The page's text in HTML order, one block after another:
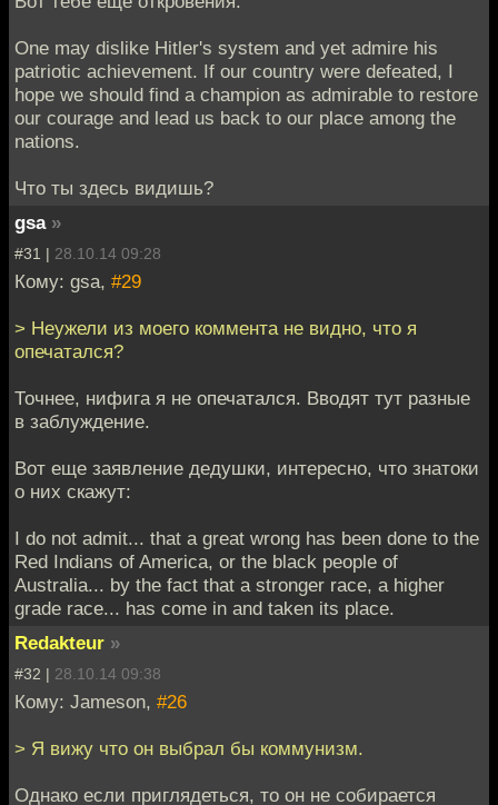
One may dislike Hitler's system and yet admire his
patriotic achievement. If our country were defeated, I
hope we should find a champion as admirable to restore
our courage and lead us back to our place among the
nations.
Что ты здесь видишь?
gsa »
#31 | 28.10.14 09:28
Кому: gsa, #29
> Неужели из моего коммента не видно, что я
опечатался?
Точнее, нифига я не опечатался. Вводят тут разные
в заблуждение.
Вот еще заявление дедушки, интересно, что знатоки
о них скажут:
I do not admit... that a great wrong has been done to the
Red Indians of America, or the black people of
Australia... by the fact that a stronger race, a higher
grade race... has come in and taken its place.
Redakteur »
#32 | 28.10.14 09:38
Кому: Jameson, #26
> Я вижу что он выбрал бы коммунизм.
Однако если приглядеться, то он не собирается